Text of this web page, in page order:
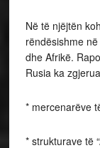
Në të njëjtën
rëndësishme
dhe Afrikë.
Rusia ka
* mercenarëve
* strukturave të